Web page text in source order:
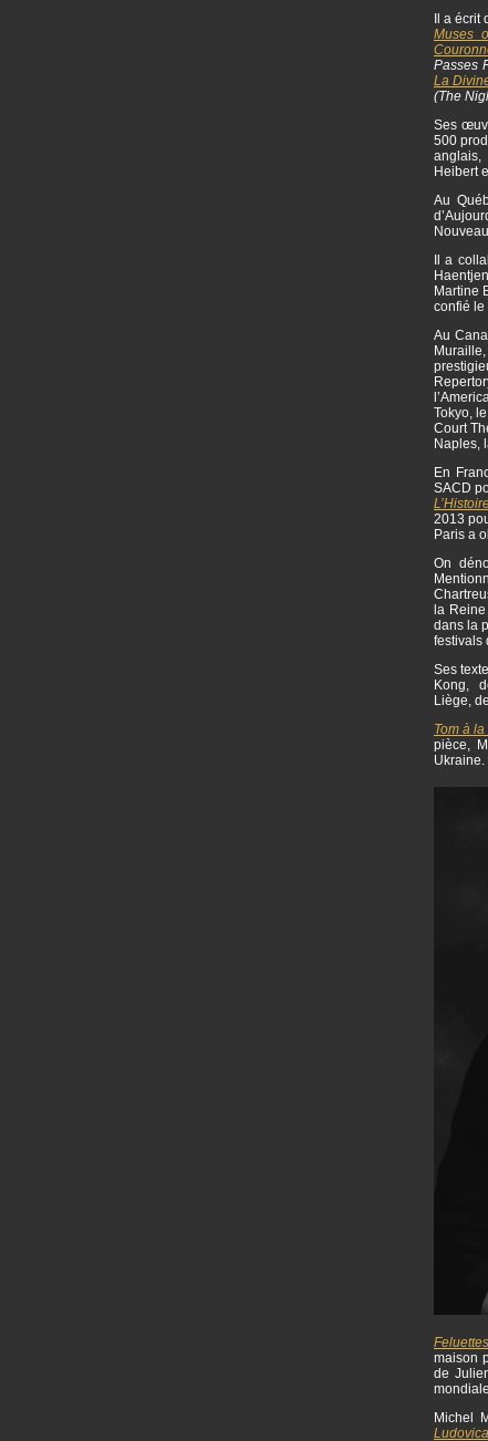
Il a écrit
Muses
Passes
La
(The
Ses
500
anglais,
Heibert
Au
Il a
Martine
confié le
Au
Tokyo,
Court
Naples,
En
SACD
2013
Paris a
On
la
dans la
festivals
Ses
Kong,
Liège,
Tom à
pièce,
Feluettes
maison
de
Michel